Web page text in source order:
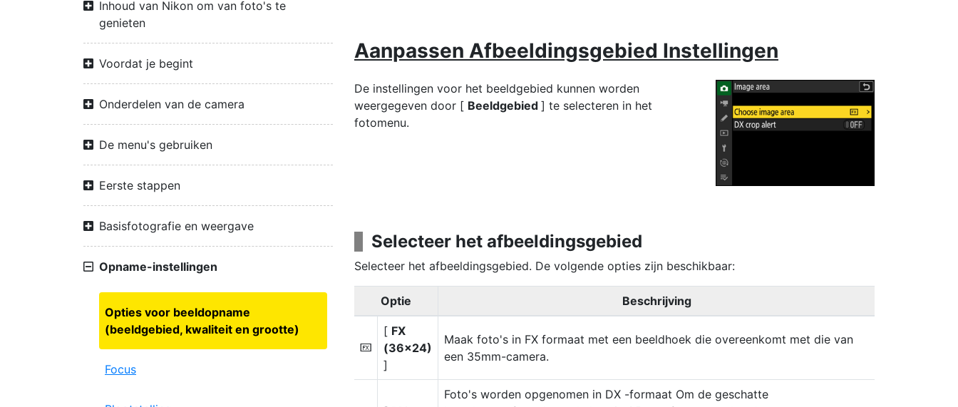
Inhoud van Nikon om van foto's te
genieten
Voordat je begint
Onderdelen van de camera
De menu's gebruiken
Eerste stappen
Basisfotografie en weergave
Opname-instellingen
Opties voor beeldopname
(beeldgebied, kwaliteit en grootte)
Focus
Aanpassen Afbeeldingsgebied Instellingen
De instellingen voor het beeldgebied kunnen worden
weergegeven door [ Beeldgebied ] te selecteren in het
fotomenu.
Selecteer het afbeeldingsgebied
Selecteer het afbeeldingsgebied. De volgende opties zijn beschikbaar:
Optie Beschrijving
c
[ FX
(36×24)
]
Maak foto's in FX formaat met een beeldhoek die overeenkomt met die van
een 35mm-camera.
Foto's worden opgenomen in DX -formaat Om de geschatte